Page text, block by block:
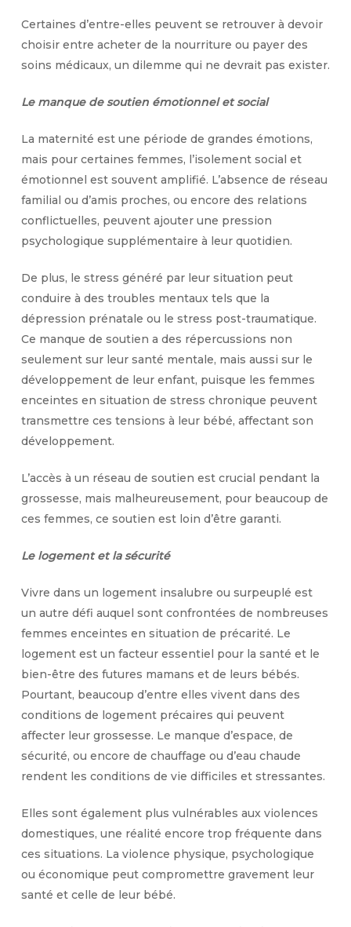
Certaines d’entre-elles peuvent se retrouver à devoir
choisir entre acheter de la nourriture ou payer des
soins médicaux, un dilemme qui ne devrait pas exister.
Le manque de soutien émotionnel et social
La maternité est une période de grandes émotions,
mais pour certaines femmes, l’isolement social et
émotionnel est souvent amplifié. L’absence de réseau
familial ou d’amis proches, ou encore des relations
conflictuelles, peuvent ajouter une pression
psychologique supplémentaire à leur quotidien.
De plus, le stress généré par leur situation peut
conduire à des troubles mentaux tels que la
dépression prénatale ou le stress post-traumatique.
Ce manque de soutien a des répercussions non
seulement sur leur santé mentale, mais aussi sur le
développement de leur enfant, puisque les femmes
enceintes en situation de stress chronique peuvent
transmettre ces tensions à leur bébé, affectant son
développement.
L’accès à un réseau de soutien est crucial pendant la
grossesse, mais malheureusement, pour beaucoup de
ces femmes, ce soutien est loin d’être garanti.
Le logement et la sécurité
Vivre dans un logement insalubre ou surpeuplé est
un autre défi auquel sont confrontées de nombreuses
femmes enceintes en situation de précarité. Le
logement est un facteur essentiel pour la santé et le
bien-être des futures mamans et de leurs bébés.
Pourtant, beaucoup d’entre elles vivent dans des
conditions de logement précaires qui peuvent
affecter leur grossesse. Le manque d’espace, de
sécurité, ou encore de chauffage ou d’eau chaude
rendent les conditions de vie difficiles et stressantes.
Elles sont également plus vulnérables aux violences
domestiques, une réalité encore trop fréquente dans
ces situations. La violence physique, psychologique
ou économique peut compromettre gravement leur
santé et celle de leur bébé.